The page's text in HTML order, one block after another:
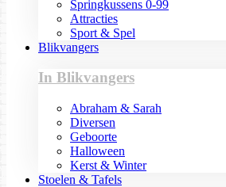
Springkussens 0-99
Attracties
Sport & Spel
Blikvangers
In Blikvangers
Abraham & Sarah
Diversen
Geboorte
Halloween
Kerst & Winter
Stoelen & Tafels